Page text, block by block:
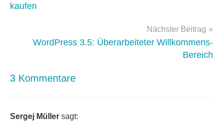
kaufen
Nächster Beitrag
WordPress 3.5: Überarbeiteter Willkommens-
Bereich
3 Kommentare
Sergej Müller sagt: